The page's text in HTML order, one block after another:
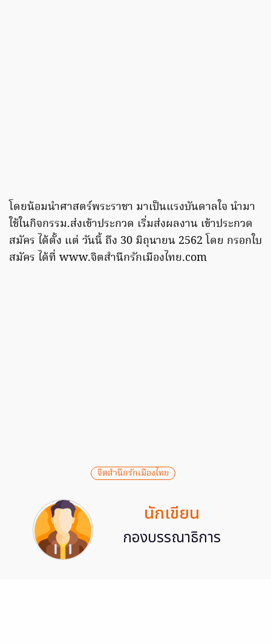
โดยน้อมนำศาสตร์พระราชา มาเป็นแรงบันดาลใจ นำมา
ใช้ในกิจกรรม.ส่งเข้าประกวด เริ่มส่งผลงาน เข้าประกวด
สมัคร ได้ตั้ง แต่ วันนี้ ถึง 30 มิถุนายน 2562 โดย กรอกใบ
สมัคร ได้ที่ www.จิตสำนึกรักเมืองไทย.com
จิตสำนึกรักเมืองไทย
นักเขียน
กองบรรณาธิการ